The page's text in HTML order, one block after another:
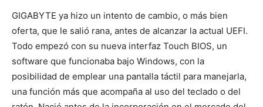
GIGABYTE ya hizo un intento de cambio, o más bien
oferta, que le salió rana, antes de alcanzar la actual UEFI.
Todo empezó con su nueva interfaz Touch BIOS, un
software que funcionaba bajo Windows, con la
posibilidad de emplear una pantalla táctil para manejarla,
una función más que acompaña al uso del teclado o del